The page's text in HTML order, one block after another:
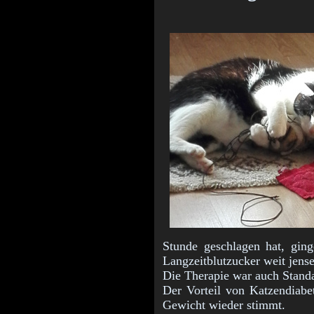
Stunde geschlagen hat,
Langzeitblutzucker weit
Die Therapie war auch
Der Vorteil von
Gewicht wieder stimmt.